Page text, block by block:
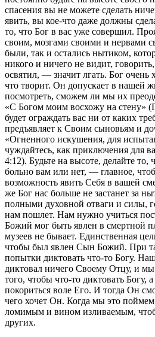
спасения вы не можете сделать
явить, вы кое-что даже должны
то, что Бог в вас уже совершил.
своим, мозгами своими и нервами
были, так и остались нытиком,
никого и ничего не видит,
освятил, — значит лгать. Бог очень
что творит. Он допускает в нашей
посмотреть, сможем ли мы их
«С Богом моим восхожу на стену»
будет ограждать вас ни от каких
предъявляет к Своим сыновьям и
«Огненного искушения, для
чуждайтесь, как приключения для
4:12). Будьте на высоте, делайте
больно вам или нет, — главное,
возможность явить Себя в вашей
же Бог нас больше не застанет за
полными духовной отваги и силы,
нам пошлет. Нам нужно учиться
Божий мог быть явлен в смертной
музеев не бывает. Единственная
чтобы был явлен Сын Божий. При
попытки диктовать что-то Богу.
диктовал ничего Своему Отцу, и
того, чтобы что-то диктовать Богу,
покориться воле Его. И тогда Он
чего хочет Он. Когда мы это
ломимым и вином изливаемым,
других.